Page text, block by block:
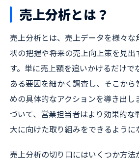
売上分析とは？
売上分析とは、売上データを様々
状の把握や将来の売上向上策を見出
す。単に売上額を追いかけるだけで
ある要因を細かく調査し、そこか
めの具体的なアクションを導き出し
づいて、営業担当者はより効果的な
大に向けた取り組みをできるように
売上分析の切り口にはいくつか方